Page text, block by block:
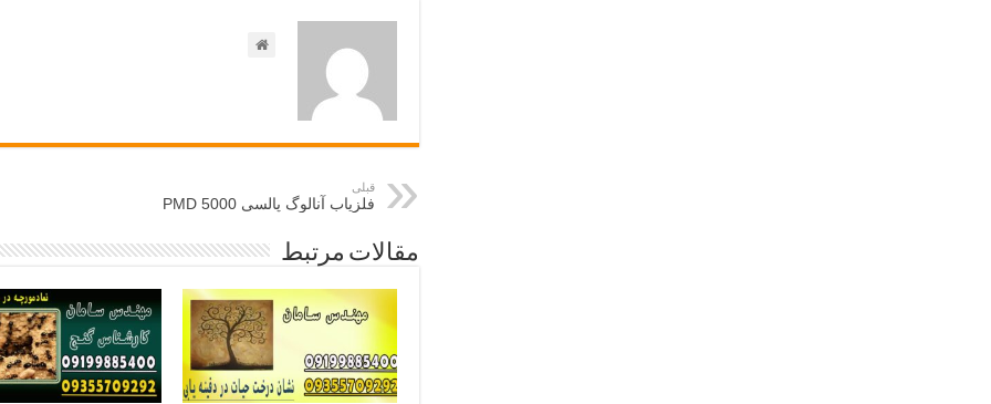
قبلی
فلزیاب آنالوگ پالسی PMD 5000
مقالات مرتبط